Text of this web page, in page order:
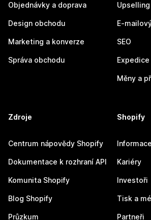
Objednávky a doprava
Design obchodu
Marketing a konverze
Správa obchodu
E-
SEO
Expedice
Měny a
Zdroje
Centrum nápovědy Shopify
Dokumentace k rozhraní API
Komunita Shopify
Blog Shopify
Průzkum
Shopify
Informace
Kariéry
Investoři
Tisk a
Partneři